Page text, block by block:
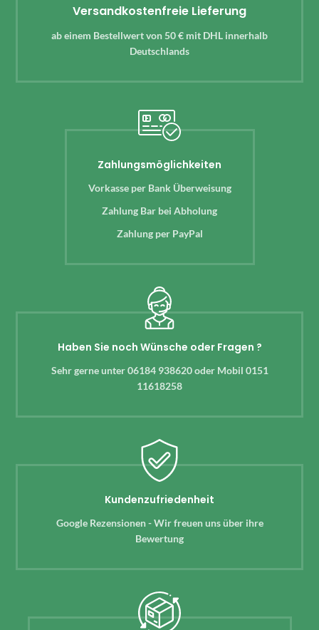
Versandkostenfreie Lieferung
ab einem Bestellwert von 50 € mit DHL innerhalb
Deutschlands
Zahlungsmöglichkeiten
Vorkasse per Bank Überweisung
Zahlung Bar bei Abholung
Zahlung per PayPal
Haben Sie noch Wünsche oder Fragen ?
Sehr gerne unter 06184 938620 oder Mobil 0151
11618258
Kundenzufriedenheit
Google Rezensionen - Wir freuen uns über ihre
Bewertung